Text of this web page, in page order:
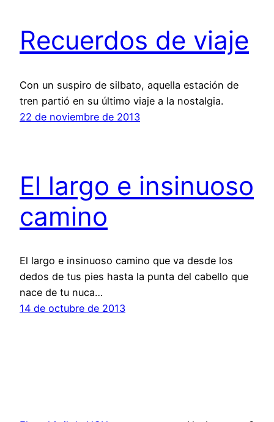
Recuerdos de viaje
Con un suspiro de silbato, aquella estación de
tren partió en su último viaje a la nostalgia.
22 de noviembre de 2013
El largo e insinuoso
camino
El largo e insinuoso camino que va desde los
dedos de tus pies hasta la punta del cabello que
nace de tu nuca…
14 de octubre de 2013